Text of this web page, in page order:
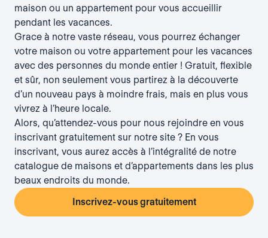
maison ou un appartement pour vous accueillir
pendant les vacances.
Grace à notre vaste réseau, vous pourrez échanger
votre maison ou votre appartement pour les vacances
avec des personnes du monde entier ! Gratuit, flexible
et sûr, non seulement vous partirez à la découverte
d’un nouveau pays à moindre frais, mais en plus vous
vivrez à l’heure locale.
Alors, qu’attendez-vous pour nous rejoindre en vous
inscrivant gratuitement sur notre site ? En vous
inscrivant, vous aurez accès à l’intégralité de notre
catalogue de maisons et d’appartements dans les plus
beaux endroits du monde.
Inscrivez-vous gratuitement